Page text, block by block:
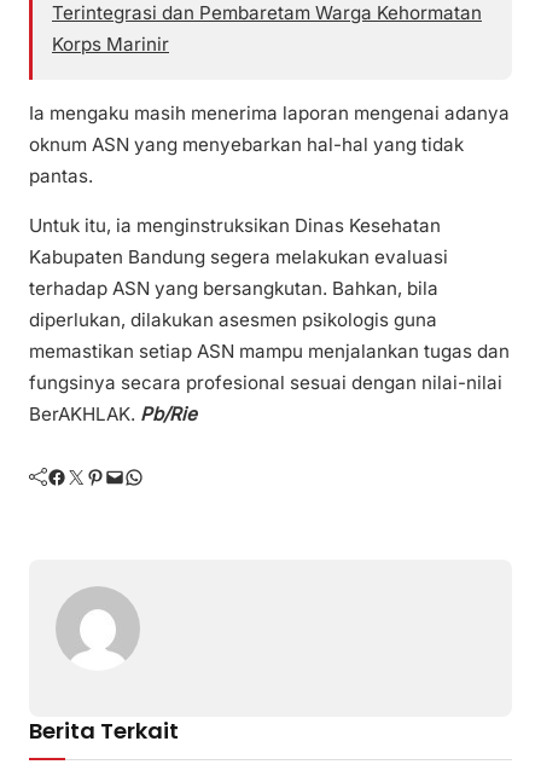
Terintegrasi dan Pembaretam Warga Kehormatan
Korps Marinir
Ia mengaku masih menerima laporan mengenai adanya
oknum ASN yang menyebarkan hal-hal yang tidak
pantas.
Untuk itu, ia menginstruksikan Dinas Kesehatan
Kabupaten Bandung segera melakukan evaluasi
terhadap ASN yang bersangkutan. Bahkan, bila
diperlukan, dilakukan asesmen psikologis guna
memastikan setiap ASN mampu menjalankan tugas dan
fungsinya secara profesional sesuai dengan nilai-nilai
BerAKHLAK. Pb/Rie
Facebook Twitter Pinterest Mail WhatsApp
Berita Terkait